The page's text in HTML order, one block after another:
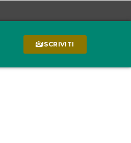
ISCRIVITI